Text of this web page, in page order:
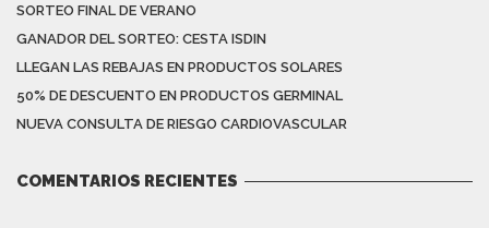
SORTEO FINAL DE VERANO
GANADOR DEL SORTEO: CESTA ISDIN
LLEGAN LAS REBAJAS EN PRODUCTOS SOLARES
50% DE DESCUENTO EN PRODUCTOS GERMINAL
NUEVA CONSULTA DE RIESGO CARDIOVASCULAR
COMENTARIOS RECIENTES